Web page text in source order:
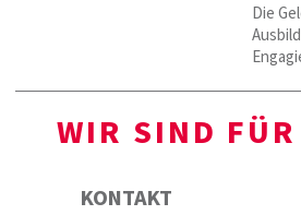
Die
WIR SIND
KONTAKT